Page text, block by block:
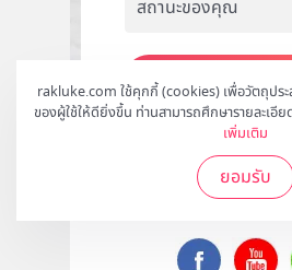
rakluke.com ใช้คุกกี้ (cookies) เพื่อวัตถุปร
ของผู้ใช้ให้ดียิ่งขึ้น ท่านสามารถศึกษารายละเอีย
เพิ่มเติม
ยอมรับ
สมัคร
ติดตามเราไ